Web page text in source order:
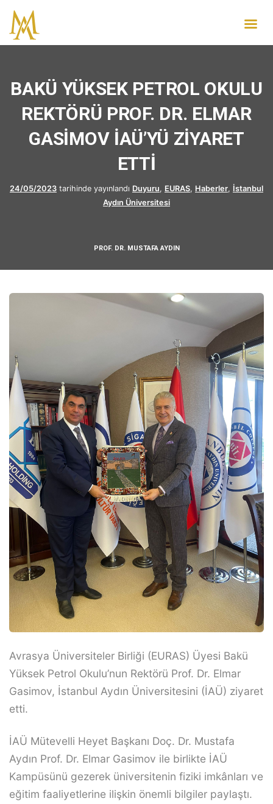
BAKÜ YÜKSEK PETROL OKULU
REKTÖRÜ PROF. DR. ELMAR
GASİMOV İAÜ’YÜ ZİYARET
ETTİ
24/05/2023 tarihinde yayınlandı Duyuru, EURAS, Haberler, İstanbul
Aydın Üniversitesi
PROF. DR. MUSTAFA AYDIN
Avrasya Üniversiteler Birliği (EURAS) Üyesi Bakü
Yüksek Petrol Okulu’nun Rektörü Prof. Dr. Elmar
Gasimov, İstanbul Aydın Üniversitesini (İAÜ) ziyaret
etti.
İAÜ Mütevelli Heyet Başkanı Doç. Dr. Mustafa
Aydın Prof. Dr. Elmar Gasimov ile birlikte İAÜ
Kampüsünü gezerek üniversitenin fiziki imkânları ve
eğitim faaliyetlerine ilişkin önemli bilgiler paylaştı.